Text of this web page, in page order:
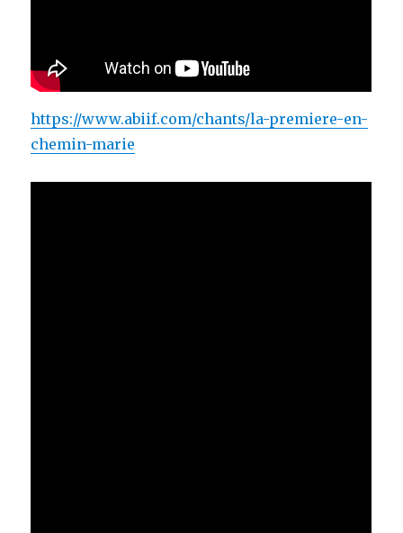
https://www.abiif.com/chants/la-premiere-en-
chemin-marie